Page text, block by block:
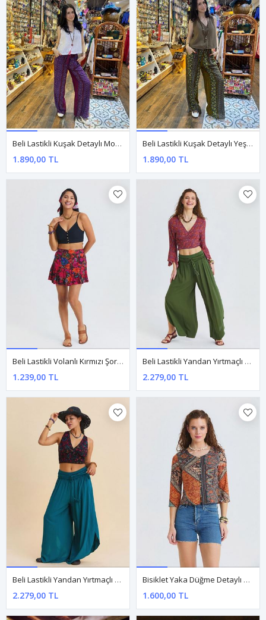
Beli Lastikli Kuşak Detaylı Mor Yazlık Pantolon
1.890,00 TL
Beli Lastikli Kuşak Detaylı Yeşil Otantik Pantolon
1.890,00 TL
Beli Lastikli Volanlı Kırmızı Şort Etek
1.239,00 TL
Beli Lastikli Yandan Yırtmaçlı Haki Kadın Yazlık Pantolon
2.279,00 TL
Beli Lastikli Yandan Yırtmaçlı Petrol Kadın Yazlık Pantolon
2.279,00 TL
Bisiklet Yaka Düğme Detaylı Kahve Otantik Bluz
1.600,00 TL